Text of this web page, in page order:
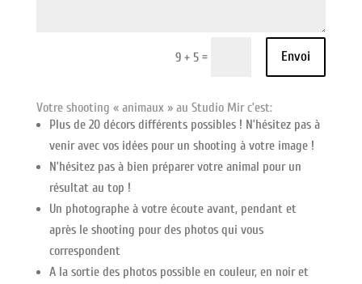
9 + 5 = Envoi
Votre shooting « animaux » au Studio Mir c’est:
Plus de 20 décors différents possibles ! N’hésitez pas à
venir avec vos idées pour un shooting à votre image !
N’hésitez pas à bien préparer votre animal pour un
résultat au top !
Un photographe à votre écoute avant, pendant et
après le shooting pour des photos qui vous
correspondent
A la sortie des photos possible en couleur, en noir et